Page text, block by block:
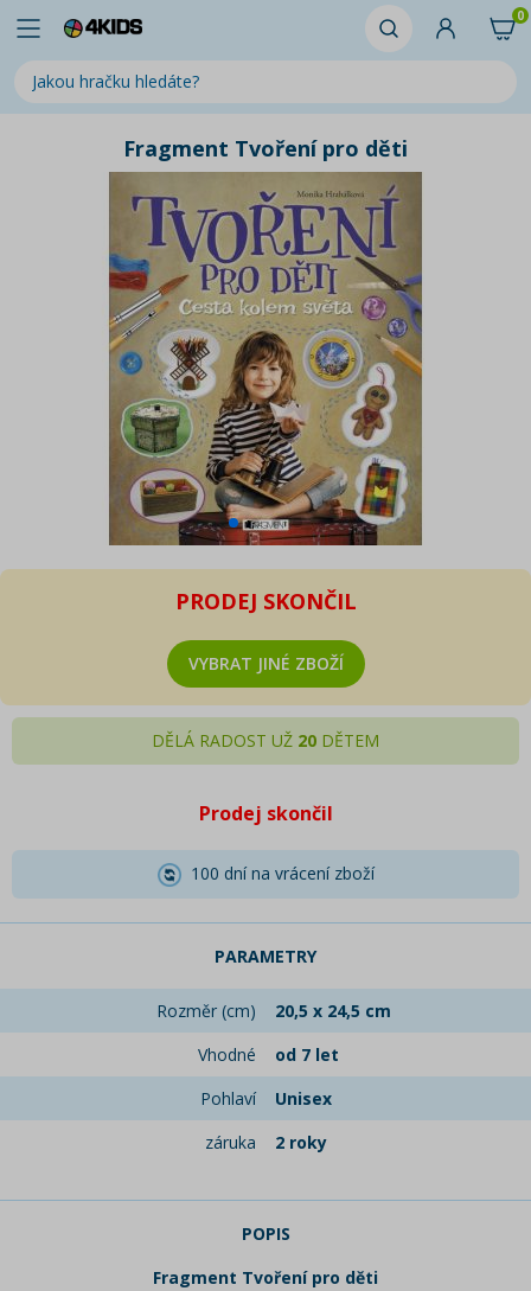
0
Fragment Tvoření pro děti
PRODEJ SKONČIL
VYBRAT JINÉ ZBOŽÍ
DĚLÁ RADOST UŽ 20 DĚTEM
Prodej skončil
100 dní na vrácení zboží
PARAMETRY
Rozměr (cm)
20,5 x 24,5 cm
Vhodné
od 7 let
Pohlaví
Unisex
záruka
2 roky
POPIS
Fragment Tvoření pro děti